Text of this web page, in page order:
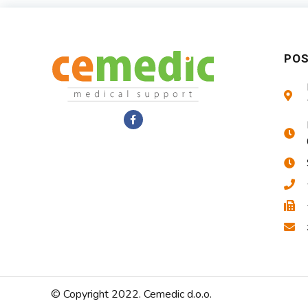
© Copyright 2022. Cemedic d.o.o.